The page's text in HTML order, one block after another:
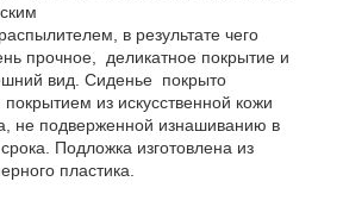
в результате чего
прочное, деликатное покрытие и
вид. Сиденье покрыто
из искусственной кожи
не подверженной изнашиванию в
Подложка изготовлена из
пластика.